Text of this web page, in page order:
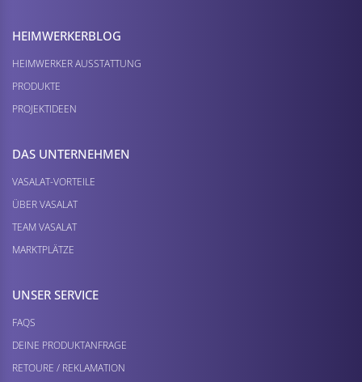
HEIMWERKER­BLOG
HEIMWERKER AUSSTATTUNG
PRODUKTE
PROJEKTIDEEN
DAS UNTERNEHMEN
VASALAT-VORTEILE
ÜBER VASALAT
TEAM VASALAT
MARKTPLÄTZE
UNSER SERVICE
FAQS
DEINE PRODUKTANFRAGE
RETOURE / REKLAMATION